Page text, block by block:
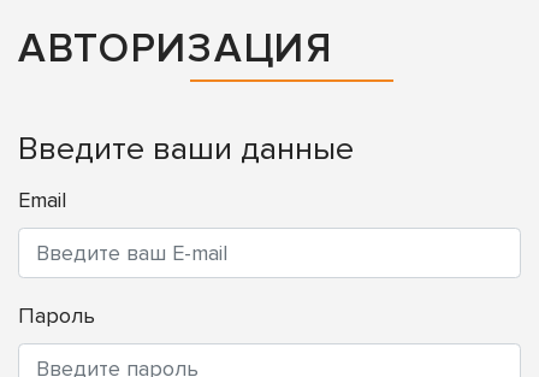
АВТОРИЗАЦИЯ
Введите ваши данные
Email
Пароль